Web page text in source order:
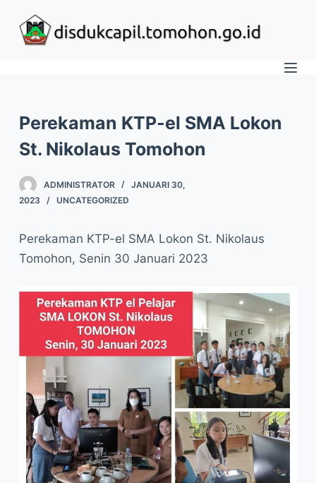
o
o
n
Perekaman KTP-el SMA Lokon
St. Nikolaus Tomohon
ADMINISTRATOR
JANUARI 30,
2023
UNCATEGORIZED
Perekaman KTP-el SMA Lokon St. Nikolaus
Tomohon, Senin 30 Januari 2023